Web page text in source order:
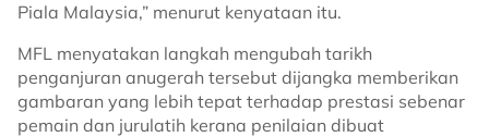
Piala Malaysia,” menurut kenyataan itu.
MFL menyatakan langkah mengubah tarikh
penganjuran anugerah tersebut dijangka memberikan
gambaran yang lebih tepat terhadap prestasi sebenar
pemain dan jurulatih kerana penilaian dibuat